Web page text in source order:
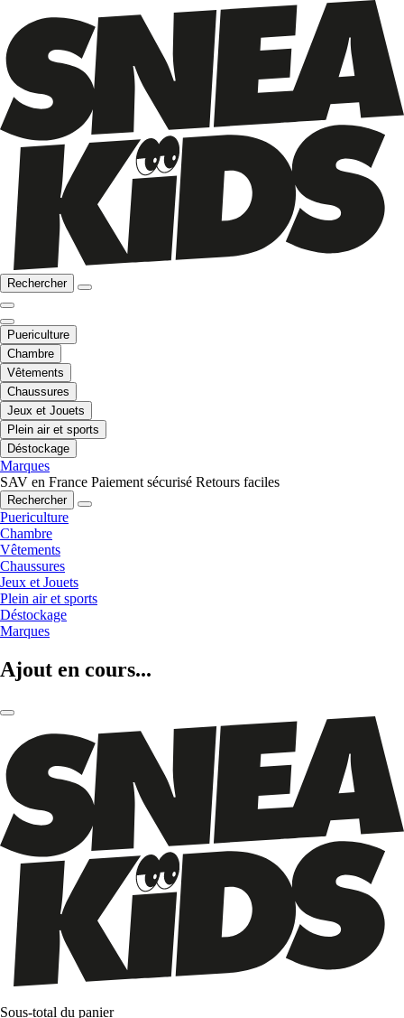
Rechercher
Puericulture
Chambre
Vêtements
Chaussures
Jeux et Jouets
Plein air et sports
Déstockage
Marques
SAV en France Paiement sécurisé Retours faciles
Rechercher
Puericulture
Chambre
Vêtements
Chaussures
Jeux et Jouets
Plein air et sports
Déstockage
Marques
Ajout en cours...
Sous-total du panier